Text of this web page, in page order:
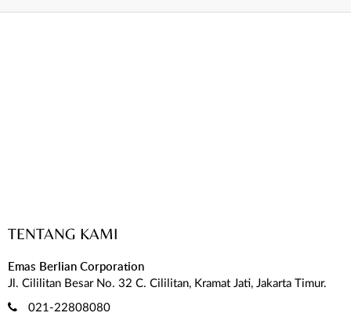
TENTANG KAMI
Emas Berlian Corporation
Jl. Cililitan Besar No. 32 C. Cililitan, Kramat Jati, Jakarta Timur.
021-22808080